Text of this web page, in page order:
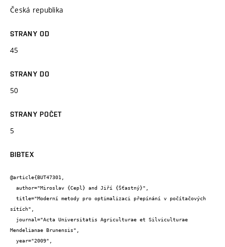
Česká republika
STRANY OD
45
STRANY DO
50
STRANY POČET
5
BIBTEX
@article{BUT47301,
sítích",
Mendelianae Brunensis",